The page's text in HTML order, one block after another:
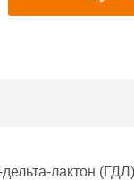
лактон